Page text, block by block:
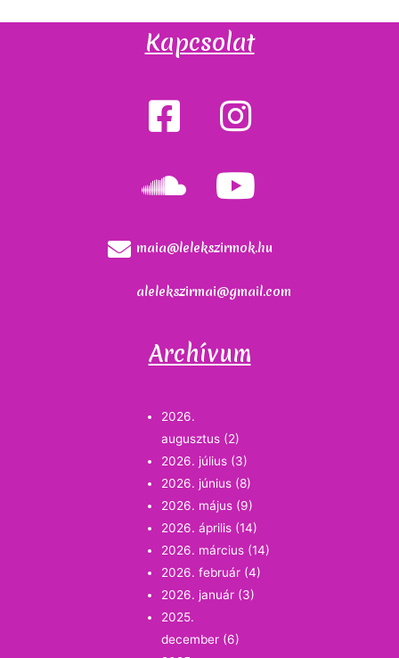
Kapcsolat
maia@lelekszirmok.hu
alelekszirmai@gmail.com
Archívum
2026.
augusztus (2)
2026. július (3)
2026. június (8)
2026. május (9)
2026. április (14)
2026. március (14)
2026. február (4)
2026. január (3)
2025.
december (6)